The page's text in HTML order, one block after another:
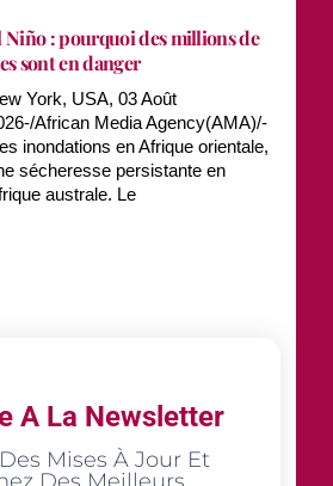
Niño : pourquoi des millions de
sont en danger
York, USA, 03 Août
African Media Agency(AMA)/-
inondations en Afrique orientale,
sécheresse persistante en
australe. Le
A La Newsletter
Mises À Jour Et